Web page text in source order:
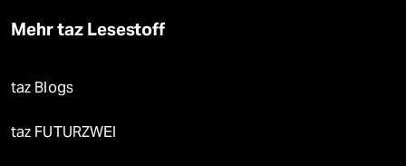
Mehr taz Lesestoff
taz Blogs
taz FUTURZWEI